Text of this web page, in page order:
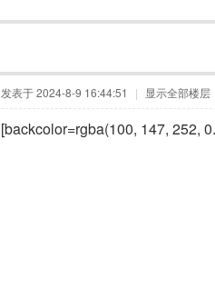
发表于 2024-8-9 16:44:51 | 显示全部楼层
[backcolor=rgba(100, 147, 252,